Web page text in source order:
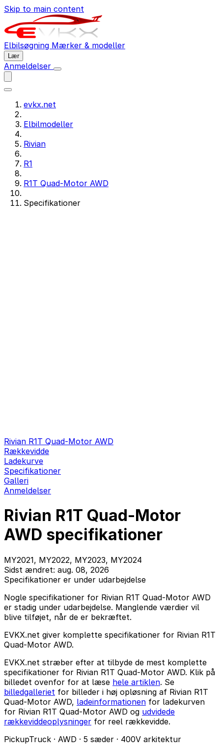
Skip to main content
Elbilsøgning Mærker & modeller
Lær
Anmeldelser
evkx.net
Elbilmodeller
Rivian
R1
R1T Quad-Motor AWD
Specifikationer
Rivian R1T Quad-Motor AWD
Rækkevidde
Ladekurve
Specifikationer
Galleri
Anmeldelser
Rivian R1T Quad-Motor
AWD specifikationer
MY2021, MY2022, MY2023, MY2024
Sidst ændret: aug. 08, 2026
Specifikationer er under udarbejdelse
Nogle specifikationer for Rivian R1T Quad-Motor AWD
er stadig under udarbejdelse. Manglende værdier vil
blive tilføjet, når de er bekræftet.
EVKX.net giver komplette specifikationer for Rivian R1T
Quad-Motor AWD.
EVKX.net stræber efter at tilbyde de mest komplette
specifikationer for Rivian R1T Quad-Motor AWD. Klik på
billedet ovenfor for at læse hele artiklen. Se
billedgalleriet for billeder i høj opløsning af Rivian R1T
Quad-Motor AWD, ladeinformationen for ladekurven
for Rivian R1T Quad-Motor AWD og udvidede
rækkeviddeoplysninger for reel rækkevidde.
PickupTruck · AWD · 5 sæder · 400V arkitektur